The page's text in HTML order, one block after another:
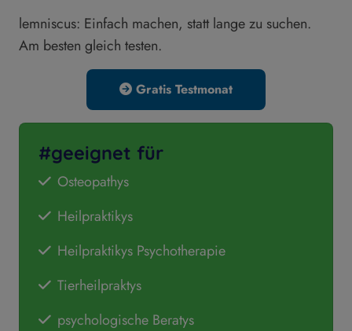
lemniscus: Einfach machen, statt lange zu suchen.
Am besten gleich testen.
Gratis Testmonat
#geeignet für
Osteopathys
Heilpraktikys
Heilpraktikys Psychotherapie
Tierheilpraktys
psychologische Beratys